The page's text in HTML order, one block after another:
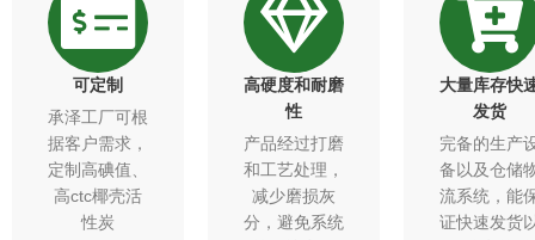
可定制
承泽工厂可根
据客户需求，
定制高碘值、
高ctc椰壳活
性炭
高硬度和耐磨
性​
产品经过打磨
和工艺处理，
减少磨损灰
分，避免系统
大量库存快
发货
完备的生产
备以及仓储
流系统，能
证快速发货